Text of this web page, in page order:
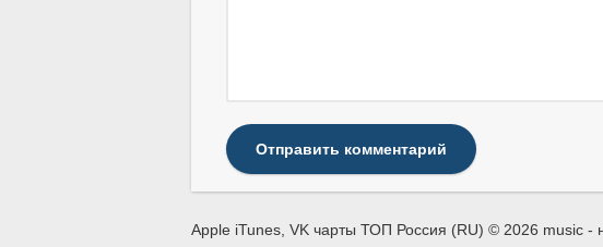
Отправить комментарий
Apple iTunes, VK чарты ТОП Россия (RU) © 2026 music -